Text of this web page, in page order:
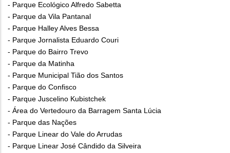
- Parque Ecológico Alfredo Sabetta
- Parque da Vila Pantanal
- Parque Halley Alves Bessa
- Parque Jornalista Eduardo Couri
- Parque do Bairro Trevo
- Parque da Matinha
- Parque Municipal Tião dos Santos
- Parque do Confisco
- Parque Juscelino Kubistchek
- Área do Vertedouro da Barragem Santa Lúcia
- Parque das Nações
- Parque Linear do Vale do Arrudas
- Parque Linear José Cândido da Silveira